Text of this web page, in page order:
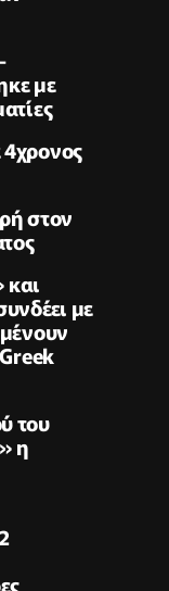
με
στον
με
του
η